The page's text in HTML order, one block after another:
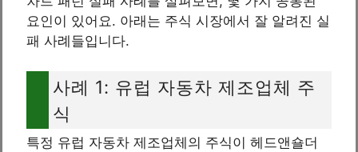
요인이 있어요. 아래는 주식 시장에서 잘 알려진 실
패 사례들입니다.
사례 1: 유럽 자동차 제조업체 주
식
특정 유럽 자동차 제조업체의 주식이 헤드앤숄더